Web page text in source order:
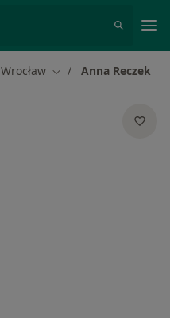
Wrocław Zmień miasto
Anna Reczek